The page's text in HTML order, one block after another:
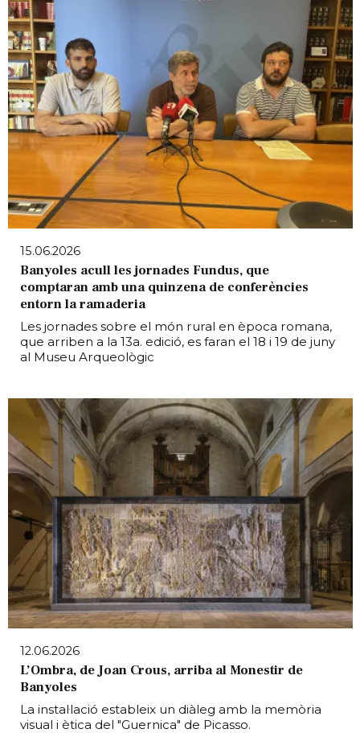
15.06.2026
Banyoles acull les jornades Fundus, que
comptaran amb una quinzena de conferències
entorn la ramaderia
Les jornades sobre el món rural en època romana,
que arriben a la 13a. edició, es faran el 18 i 19 de juny
al Museu Arqueològic
12.06.2026
L’Ombra, de Joan Crous, arriba al Monestir de
Banyoles
La instal·lació estableix un diàleg amb la memòria
visual i ètica del "Guernica" de Picasso.